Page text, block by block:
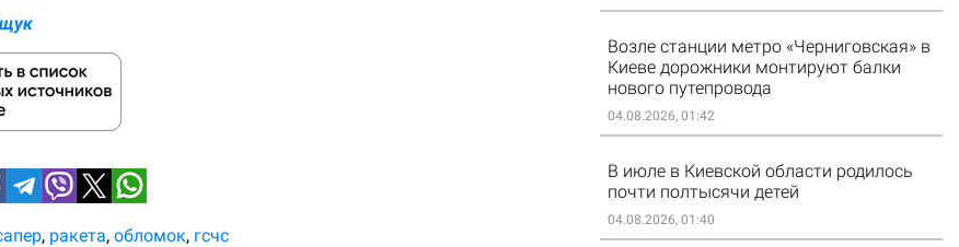
ракета обломок гсчс
Возле станции метро «Черниговская» в
Киеве дорожники монтируют балки
нового путепровода
04.08.2026, 01:42
В июле в Киевской области родилось
почти полтысячи детей
04.08.2026, 01:40